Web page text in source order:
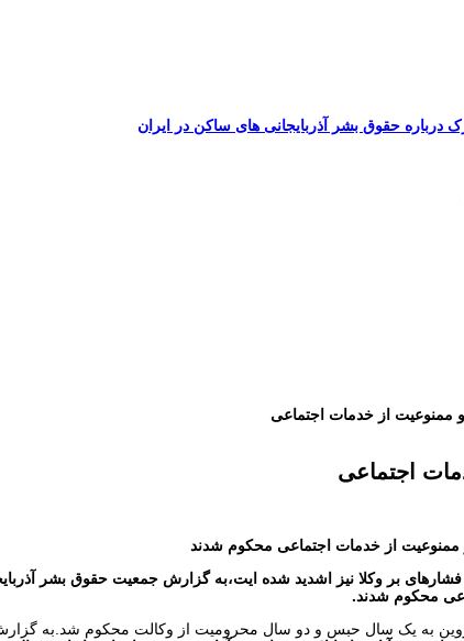
درباره حقوق بشر آذربایجانی های ساکن در ایران
و ممنوعیت از خدمات اجتماعی
اجتماعی
ممنوعیت از خدمات اجتماعی محکوم شدند
به یک سال حبس و دو سال محرومیت از وکالت محکوم شد.به